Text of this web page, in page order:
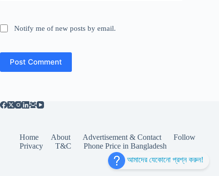
Notify me of new posts by email.
Post Comment
Home About Advertisement & Contact
Follow
Privacy
T&C Phone Price in Bangladesh
আমাদের যেকোনো প্রশ্ন করুন!